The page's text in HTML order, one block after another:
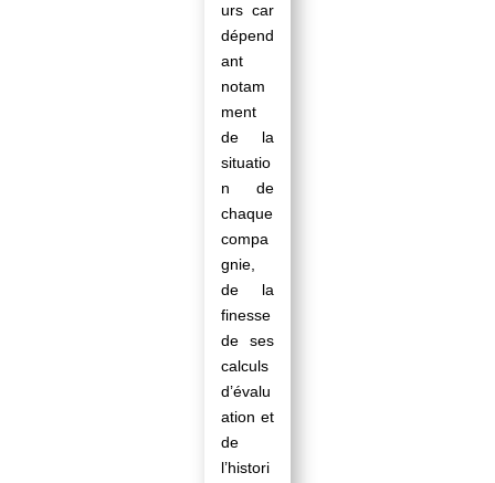
urs car
dépend
ant
notam
ment
de la
situatio
n de
chaque
compa
gnie,
de la
finesse
de ses
calculs
d’évalu
ation et
de
l’histori